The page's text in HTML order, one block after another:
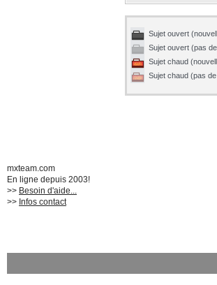
Sujet ouvert
Sujet ouvert (pas
Sujet chaud
Sujet chaud (pas
mxteam.com
En ligne depuis 2003!
>> Besoin d'aide...
>> Infos contact